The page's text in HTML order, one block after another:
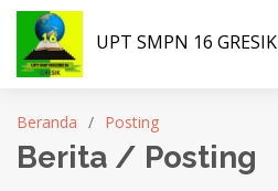
UPT SMPN 16 GRESIK
Beranda Posting
Berita / Posting